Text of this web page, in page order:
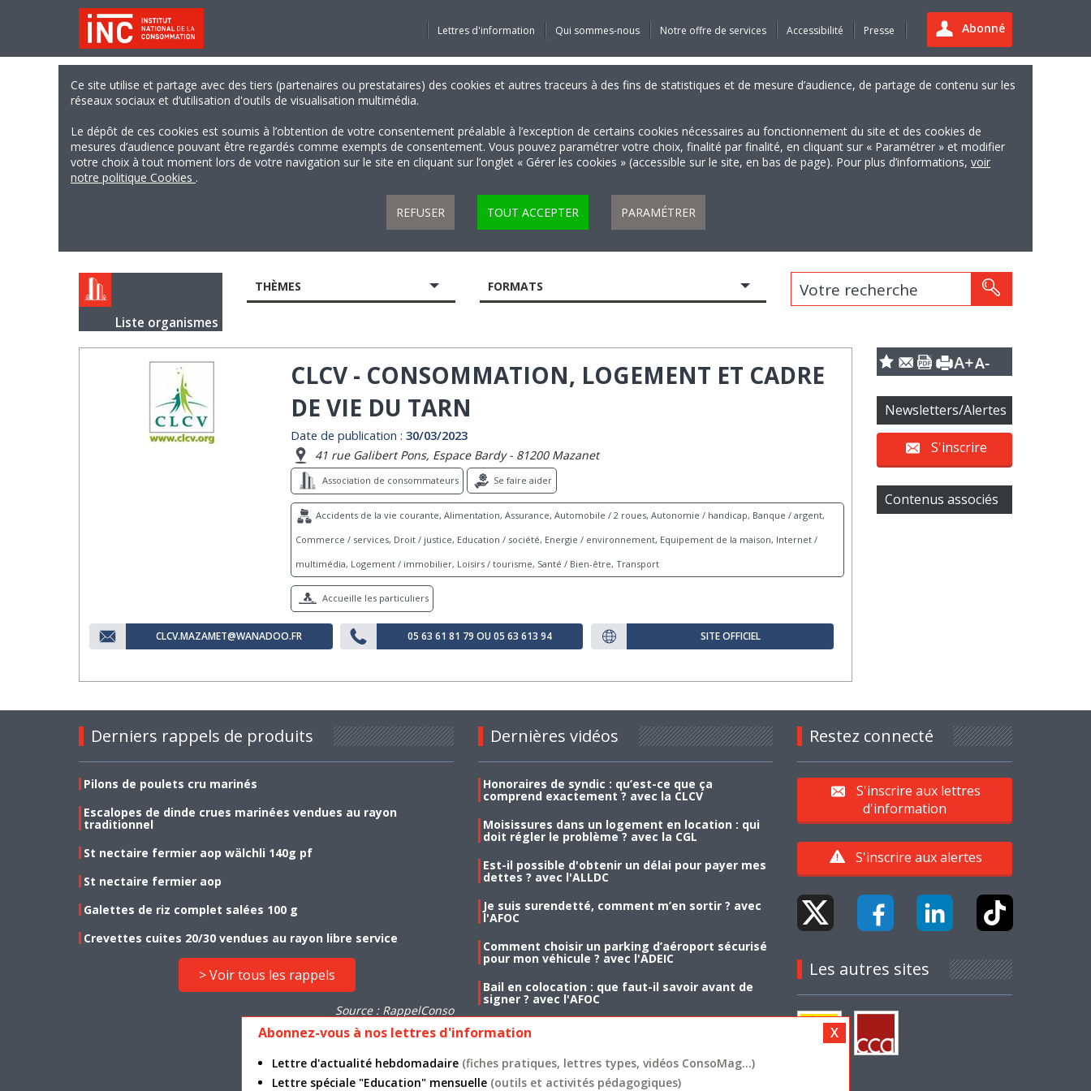
Abonné
Lettres d'information Qui sommes-nous Notre offre de services Accessibilité Presse
Ce site utilise et partage avec des tiers (partenaires ou prestataires) des cookies et autres traceurs à des fins de statistiques et de mesure d’audience, de partage de contenu sur les
réseaux sociaux et d’utilisation d'outils de visualisation multimédia.
Le dépôt de ces cookies est soumis à l’obtention de votre consentement préalable à l’exception de certains cookies nécessaires au fonctionnement du site et des cookies de
mesures d’audience pouvant être regardés comme exempts de consentement. Vous pouvez paramétrer votre choix, finalité par finalité, en cliquant sur « Paramétrer » et modifier
votre choix à tout moment lors de votre navigation sur le site en cliquant sur l’onglet « Gérer les cookies » (accessible sur le site, en bas de page). Pour plus d’informations, voir
notre politique Cookies .
REFUSER TOUT ACCEPTER PARAMÉTRER
Liste organismes
THÈMES FORMATS Votre recherche
CLCV - CONSOMMATION, LOGEMENT ET CADRE
DE VIE DU TARN
Date de publication : 30/03/2023
41 rue Galibert Pons, Espace Bardy - 81200 Mazanet
Association de consommateurs Se faire aider
Accidents de la vie courante, Alimentation, Assurance, Automobile / 2 roues, Autonomie / handicap, Banque / argent,
Commerce / services, Droit / justice, Education / société, Energie / environnement, Equipement de la maison, Internet /
multimédia, Logement / immobilier, Loisirs / tourisme, Santé / Bien-être, Transport
Accueille les particuliers
CLCV.MAZAMET@WANADOO.FR 05 63 61 81 79 OU 05 63 613 94 SITE OFFICIEL
Newsletters/Alertes
S'inscrire
Contenus associés
Derniers rappels de produits
Pilons de poulets cru marinés
Escalopes de dinde crues marinées vendues au rayon
traditionnel
St nectaire fermier aop wälchli 140g pf
St nectaire fermier aop
Galettes de riz complet salées 100 g
Crevettes cuites 20/30 vendues au rayon libre service
> Voir tous les rappels
Source : RappelConso
Dernières vidéos
Honoraires de syndic : qu’est-ce que ça
comprend exactement ? avec la CLCV
Moisissures dans un logement en location : qui
doit régler le problème ? avec la CGL
Est-il possible d'obtenir un délai pour payer mes
dettes ? avec l'ALLDC
Je suis surendetté, comment m’en sortir ? avec
l'AFOC
Comment choisir un parking d’aéroport sécurisé
pour mon véhicule ? avec l'ADEIC
Bail en colocation : que faut-il savoir avant de
signer ? avec l'AFOC
Restez connecté
S'inscrire aux lettres
d'information
S'inscrire aux alertes
Les autres sites
Abonnez-vous à nos lettres d'information
Lettre d'actualité hebdomadaire (fiches pratiques, lettres types, vidéos ConsoMag...)
Lettre spéciale "Education" mensuelle (outils et activités pédagogiques)